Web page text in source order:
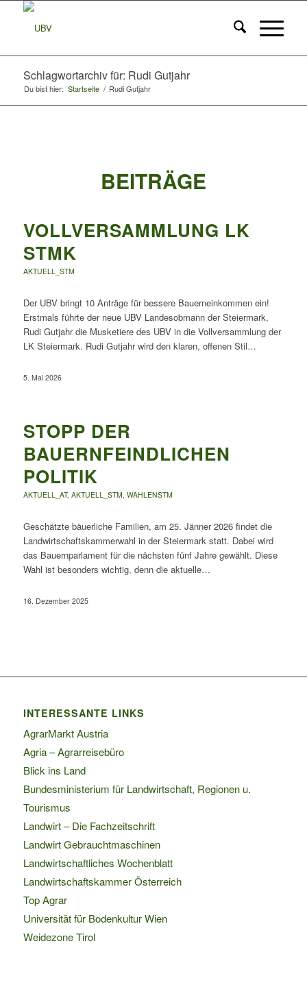
Schlagwortarchiv für: Rudi Gutjahr
Du bist hier: Startseite / Rudi Gutjahr
BEITRÄGE
VOLLVERSAMMLUNG LK
STMK
AKTUELL_STM
Der UBV bringt 10 Anträge für bessere Bauerneinkommen ein!
Erstmals führte der neue UBV Landesobmann der Steiermark,
Rudi Gutjahr die Musketiere des UBV in die Vollversammlung der
LK Steiermark. Rudi Gutjahr wird den klaren, offenen Stil…
5. Mai 2026
STOPP DER
BAUERNFEINDLICHEN
POLITIK
AKTUELL_AT, AKTUELL_STM, WAHLENSTM
Geschätzte bäuerliche Familien, am 25. Jänner 2026 findet die
Landwirtschaftskammerwahl in der Steiermark statt. Dabei wird
das Bauernparlament für die nächsten fünf Jahre gewählt. Diese
Wahl ist besonders wichtig, denn die aktuelle…
16. Dezember 2025
INTERESSANTE LINKS
AgrarMarkt Austria
Agria – Agrarreisebüro
Blick ins Land
Bundesministerium für Landwirtschaft, Regionen u.
Tourismus
Landwirt – Die Fachzeitschrift
Landwirt Gebrauchtmaschinen
Landwirtschaftliches Wochenblatt
Landwirtschaftskammer Österreich
Top Agrar
Universität für Bodenkultur Wien
Weidezone Tirol